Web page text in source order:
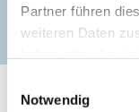
Partner führen
weiteren Daten
Notwendig
zur Website